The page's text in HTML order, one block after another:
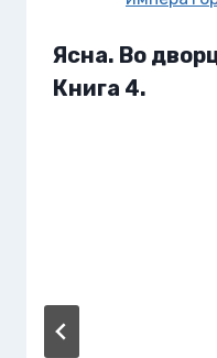
Ясна. Во
Книга 4.